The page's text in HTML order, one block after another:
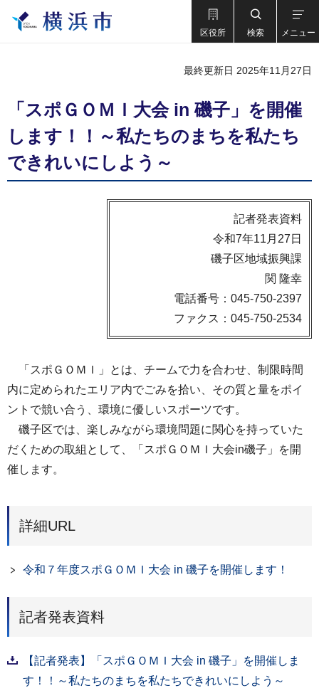
区役所 検索 メニュー
最終更新日 2025年11月27日
「スポＧＯＭＩ大会 in 磯子」を開催
します！！～私たちのまちを私たち
できれいにしよう～
記者発表資料
令和7年11月27日
磯子区地域振興課
関 隆幸
電話番号：045-750-2397
ファクス：045-750-2534
「スポＧＯＭＩ」とは、チームで力を合わせ、制限時間
内に定められたエリア内でごみを拾い、その質と量をポイ
ントで競い合う、環境に優しいスポーツです。
磯子区では、楽しみながら環境問題に関心を持っていた
だくための取組として、「スポＧＯＭＩ大会in磯子」を開
催します。
詳細URL
令和７年度スポＧＯＭＩ大会 in 磯子を開催します！
記者発表資料
【記者発表】「スポＧＯＭＩ大会 in 磯子」を開催しま
す！！～私たちのまちを私たちできれいにしよう～